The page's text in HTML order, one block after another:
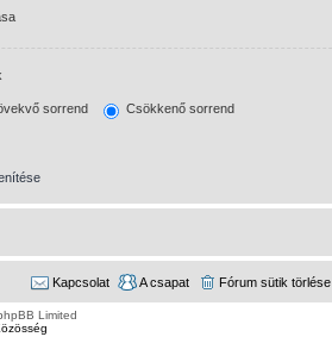
sorrend Csökkenő sorrend
Fórum sütik törlése
A csapat
Kapcsolat
Limited